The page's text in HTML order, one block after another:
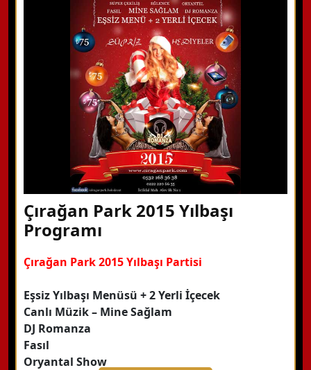
Çırağan Park 2015 Yılbaşı
Programı
Çırağan Park 2015 Yılbaşı Partisi
Eşsiz Yılbaşı Menüsü + 2 Yerli İçecek
Canlı Müzik – Mine Sağlam
DJ Romanza
Fasıl
Oryantal Show